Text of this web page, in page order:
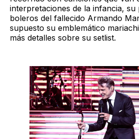
interpretaciones de la infancia, su
boleros del fallecido Armando
supuesto su emblemático
más detalles sobre su setlist.